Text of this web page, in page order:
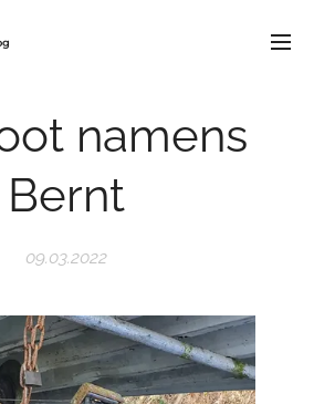
namens
Bernt
09.03.2022